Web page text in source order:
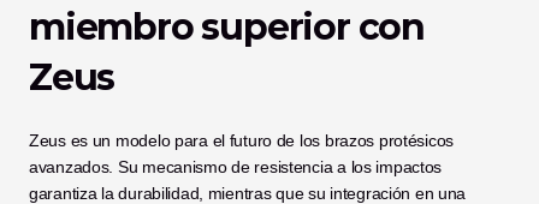
miembro superior con
Zeus
Zeus es un modelo para el futuro de los brazos protésicos
avanzados. Su mecanismo de resistencia a los impactos
garantiza la durabilidad, mientras que su integración en una